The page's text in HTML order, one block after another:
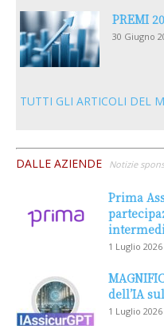
PREMI
30 Giugno
TUTTI GLI ARTICOLI DEL
DALLE AZIENDE Notizie
Prima
1 Luglio 2026
dell’IA
1 Luglio 2026